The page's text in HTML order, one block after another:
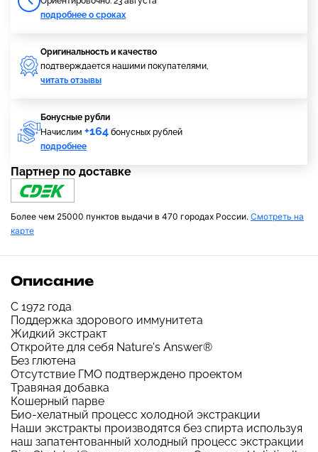
подробнее о сроках
Оригинальность и качество
подтверждается нашими покупателями,
читать отзывы
Бонусные рубли
Начислим +164 бонусных рублей
подробнее
Партнер по доставке
Более чем 25000 пунктов выдачи в 470 городах России. Смотреть на
карте
Описание
С 1972 года
Поддержка здорового иммунитета
Жидкий экстракт
Откройте для себя Nature's Answer®
Без глютена
Отсутствие ГМО подтверждено проектом
Травяная добавка
Кошерный парве
Био-хелатный процесс холодной экстракции
Наши экстракты производятся без спирта используя
наш запатентованный холодный процесс экстракции